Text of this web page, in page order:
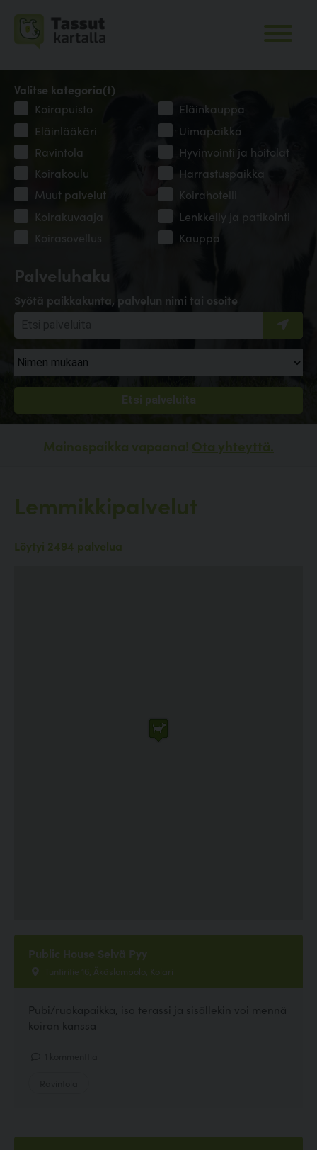
Palveluhaku
Syötä paikkakunta, palvelun nimi tai osoite
Valitse kategoria(t)
Koirapuisto
Eläinkauppa
Eläinlääkäri
Uimapaikka
Ravintola
Hyvinvointi ja hoitolat
Koirakoulu
Harrastuspaikka
Muut palvelut
Koirahotelli
Koirakuvaaja
Lenkkeily ja patikointi
Koirasovellus
Kauppa
Mainospaikka vapaana! Ota yhteyttä.
Lemmikkipalvelut
Löytyi 2494 palvelua
Public House Selvä Pyy
Tuntiritie 16, Äkäslompolo, Kolari
Pubi/ruokapaikka, iso terassi ja sisällekin voi mennä
koiran kanssa